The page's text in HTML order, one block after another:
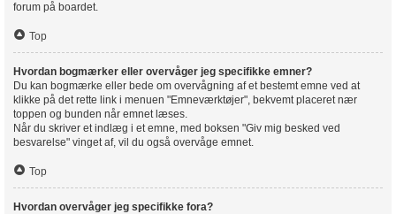
forum på boardet.
Top
Hvordan bogmærker eller overvåger jeg specifikke emner?
Du kan bogmærke eller bede om overvågning af et bestemt emne ved at
klikke på det rette link i menuen "Emneværktøjer", bekvemt placeret nær
toppen og bunden når emnet læses.
Når du skriver et indlæg i et emne, med boksen "Giv mig besked ved
besvarelse" vinget af, vil du også overvåge emnet.
Top
Hvordan overvåger jeg specifikke fora?